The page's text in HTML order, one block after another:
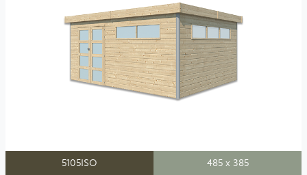
5105ISO 485 x 385